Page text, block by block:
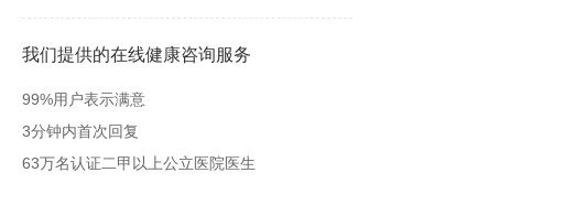
我们提供的在线健康咨询服务
99%用户表示满意
3分钟内首次回复
63万名认证二甲以上公立医院医生